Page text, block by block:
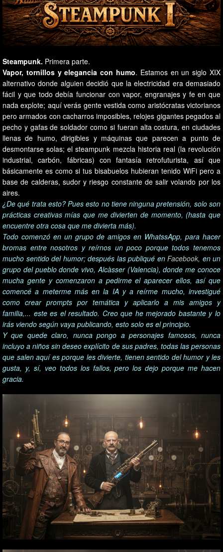
Steampunk. Primera parte.
Vapor, tornillos y elegancia con humo. Estamos en un siglo XIX
alternativo donde alguien decidió que la electricidad era demasiado
fácil y que todo debía funcionar con vapor, engranajes y fe en que
nada explote; aquí verás gente vestida como aristócratas victorianos
pero armados con cacharros imposibles, relojes gigantes pegados al
pecho y gafas de soldador como si fueran alta costura, en ciudades
llenas de humo, dirigibles y máquinas que parecen a punto de
desmontarse solas; el steampunk mezcla historia real (la revolución
industrial, carbón, fábricas) con fantasía retrofuturista, así que
básicamente es como si tus bisabuelos hubieran tenido WiFi pero a
base de calderas, sudor y riesgo constante de salir volando por los
aires.
¿De qué trata esto? Pues esto no tiene ninguna pretensión, solo son
prácticas creativas mías que me divierten de momento, (hasta que
encuentre otra cosa que me divierta más).
Todo comenzó en un grupo de amigos en WhatssApp, para hacer
bromas entre nosotros y reírnos un poco porque todos tenemos
mucho sentido del humor; después las publiqué en Facebook, en un
grupo del pueblo donde vivo, Alcàsser (Valencia), donde me conoce
mucha gente y comenzaron a pedirme el aparecer ellos, así que
comencé a meterme más en la IA y a reírme mucho, investigué
como crear prompts por temática y aplicarlo a mis amigos y
familia,... este es el resultado. Creo que he mejorado bastante y lo
irás viendo según vaya publicando, esto solo es el principio.
Y que quede claro, nunca pongo a personajes famosos, nunca
incluyo a niños sin deseo explícito de sus padres, todas las personas
que salen aquí es porque les divierte, tienen sentido del humor y les
gusta, y, sí, veo todos los fallos, pero los dejo porque me hacen
gracia.